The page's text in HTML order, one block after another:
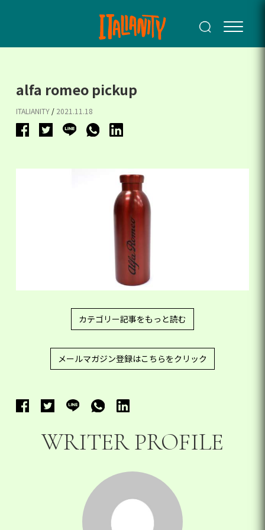
alfa romeo pickup
ITALIANITY / 2021.11.18
カテゴリー記事をもっと読む
メールマガジン登録はこちらをクリック
WRITER PROFILE